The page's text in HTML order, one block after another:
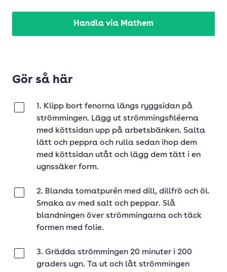
Handla via Mathem
Gör så här
1. Klipp bort fenorna längs ryggsidan på
strömmingen. Lägg ut strömmingsfiléerna
med köttsidan upp på arbetsbänken. Salta
lätt och peppra och rulla sedan ihop dem
med köttsidan utåt och lägg dem tätt i en
ugnssäker form.
2. Blanda tomatpurén med dill, dillfrö och öl.
Smaka av med salt och peppar. Slå
blandningen över strömmingarna och täck
formen med folie.
3. Grädda strömmingen 20 minuter i 200
graders ugn. Ta ut och låt strömmingen